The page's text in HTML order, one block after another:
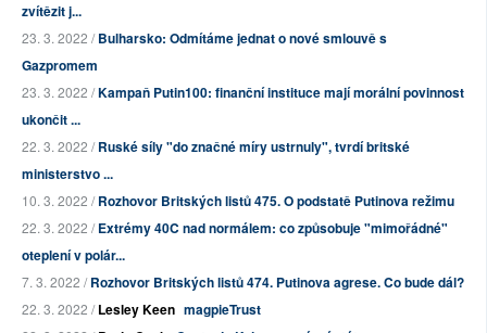
zvítězit j...
23. 3. 2022 /Bulharsko: Odmítáme jednat o nové smlouvě s
Gazpromem
23. 3. 2022 /Kampaň Putin100: finanční instituce mají morální povinnost
ukončit ...
22. 3. 2022 /Ruské síly "do značné míry ustrnuly", tvrdí britské
ministerstvo ...
10. 3. 2022 /Rozhovor Britských listů 475. O podstatě Putinova režimu
22. 3. 2022 /Extrémy 40C nad normálem: co způsobuje "mimořádné"
oteplení v polár...
7. 3. 2022 /Rozhovor Britských listů 474. Putinova agrese. Co bude dál?
22. 3. 2022 /Lesley Keen magpieTrust